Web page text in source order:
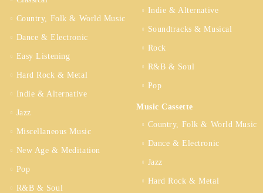
Country, Folk & World Music
Dance & Electronic
Easy Listening
Hard Rock & Metal
Indie & Alternative
Jazz
Miscellaneous Music
New Age & Meditation
Pop
R&B & Soul
Indie & Alternative
Soundtracks & Musical
Rock
R&B & Soul
Pop
Music Cassette
Country, Folk & World Music
Dance & Electronic
Jazz
Hard Rock & Metal